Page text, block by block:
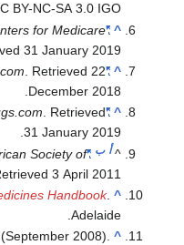
BY-NC-SA 3.0 IGO.
^
"NADAC as of 2019-01-30"
for Medicare
31 January 2019
^
"The Top 300 of 2019"
. Retrieved 22
December 2018
^
"Generic Spiriva Availability"
. Retrieved
31 January 2019
.
^أ ب "Spiriva Handihaler"
Society of
3 April 2011
^
Handbook.
Adelaide.
^
2008).